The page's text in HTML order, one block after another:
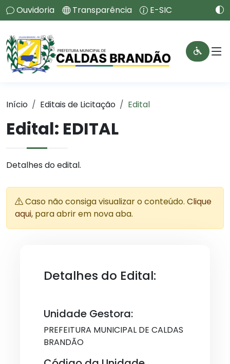
Ouvidoria Transparência E-SIC
Início Editais de Licitação Edital
Edital: EDITAL
Detalhes do edital.
Caso não consiga visualizar o conteúdo. Clique
aqui, para abrir em nova aba.
Detalhes do Edital:
Unidade Gestora:
PREFEITURA MUNICIPAL DE CALDAS
BRANDÃO